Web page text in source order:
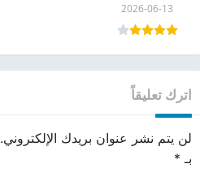
2026-06-13
اترك تعليقاً
لن يتم نشر عنوان بريدك الإلكتروني.
بـ *